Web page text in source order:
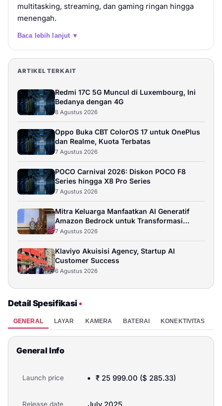
Beli
Xiaomi Redmi Note 15 5G
Rp 4.199.000
realme 15 5G
8GB / 256GB Rp 4.699.000
Beli
12 GB / 512 GB Rp 4.799.000
Beli
Xiaomi Redmi Note 15 5G
12GB / 256GB Rp 4.999.000
Beli
multitasking, streaming, dan gaming ringan hingga
menengah.
Baca lebih lanjut ▼
ARTIKEL TERKAIT
Redmi 17C 5G Muncul di Luxembourg, Ini
Bedanya dengan 4G
8 Agustus 2026
Oppo Buka CBT ColorOS 17 untuk OnePlus
dan Realme, Kuota Terbatas
7 Agustus 2026
POCO Carnival 2026: Diskon POCO F8
Series hingga X8 Pro Series
7 Agustus 2026
Mitra Keluarga Manfaatkan AI Generatif
Amazon Bedrock untuk Transformasi
Digital
7 Agustus 2026
Klaviyo Akuisisi Agency, Startup AI
Customer Success
6 Agustus 2026
Detail Spesifikasi•
GENERAL LAYAR KAMERA BATERAI KONEKTIVITAS
General Info
Launch price ₹ 25 999.00 ($ 285.33)
Release date